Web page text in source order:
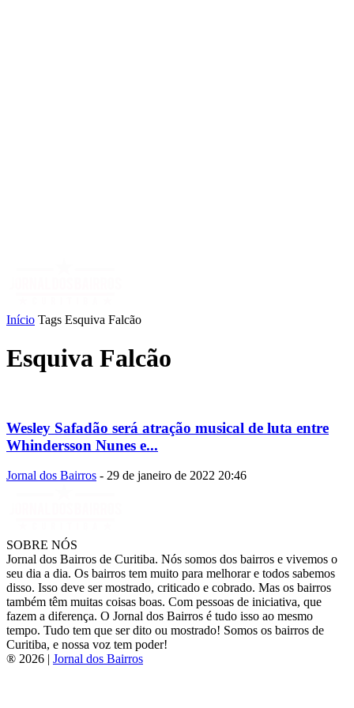
Início Tags Esquiva Falcão
Esquiva Falcão
Wesley Safadão será atração musical de luta entre
Whindersson Nunes e...
Jornal dos Bairros - 29 de janeiro de 2022 20:46
SOBRE NÓS
Jornal dos Bairros de Curitiba. Nós somos dos bairros e vivemos o
seu dia a dia. Os bairros tem muito para melhorar e todos sabemos
disso. Isso deve ser mostrado, criticado e cobrado. Mas os bairros
também têm muitas coisas boas. Com pessoas de iniciativa, que
fazem a diferença. O Jornal dos Bairros é tudo isso ao mesmo
tempo. Tudo tem que ser dito ou mostrado! Somos os bairros de
Curitiba, e nossa voz tem poder!
® 2026 | Jornal dos Bairros